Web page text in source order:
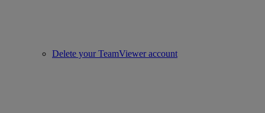
Delete your TeamViewer account